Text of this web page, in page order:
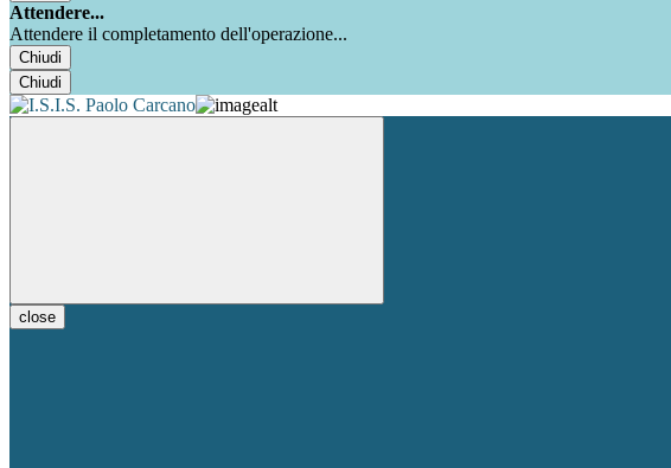
Attendere...
Attendere il completamento dell'operazione...
Chiudi
Chiudi
close